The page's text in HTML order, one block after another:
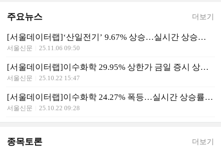
주요뉴스 더보기
[서울데이터랩]‘산일전기’ 9.67% 상승…실시간 상승률 1위
서울신문 25.11.06 09:50
[서울데이터랩]이수화학 29.95% 상한가 금일 증시 상승률 1위로 마감
서울신문 25.10.22 15:47
[서울데이터랩]이수화학 24.27% 폭등…실시간 상승률 1위
서울신문 25.10.22 09:28
종목토론 더보기